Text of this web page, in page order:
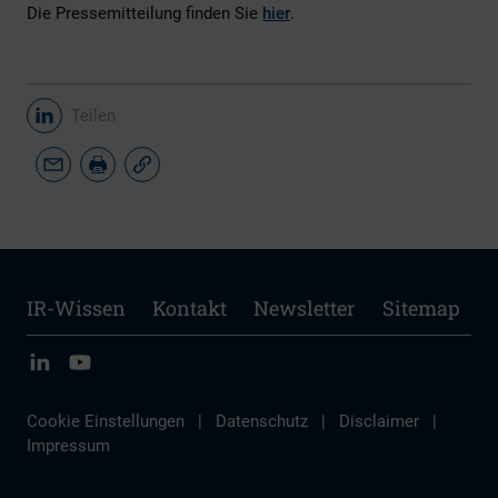
Die Pressemitteilung finden Sie hier.
Teilen
IR-Wissen Kontakt Newsletter Sitemap
Cookie Einstellungen | Datenschutz | Disclaimer
|
Impressum